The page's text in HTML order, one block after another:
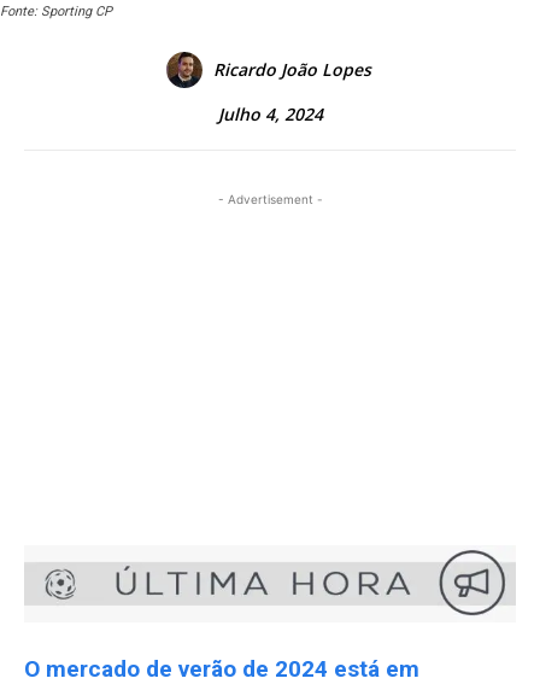
Fonte: Sporting CP
Ricardo João Lopes
Julho 4, 2024
- Advertisement -
O mercado de verão de 2024 está em